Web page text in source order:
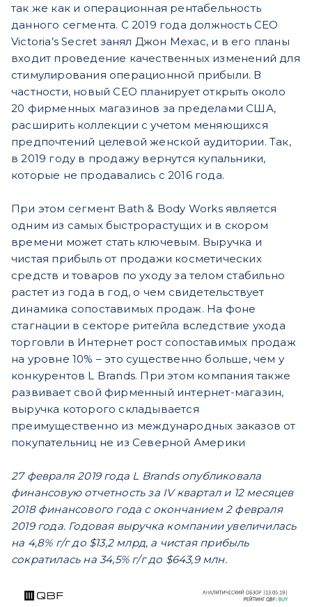
так же как и операционная рентабельность
данного сегмента. С 2019 года должность CEO
Victoria’s Secret занял Джон Мехас, и в его планы
входит проведение качественных изменений для
стимулирования операционной прибыли. В
частности, новый CEO планирует открыть около
20 фирменных магазинов за пределами США,
расширить коллекции с учетом меняющихся
предпочтений целевой женской аудитории. Так,
в 2019 году в продажу вернутся купальники,
которые не продавались с 2016 года.
При этом сегмент Bath & Body Works является
одним из самых быстрорастущих и в скором
времени может стать ключевым. Выручка и
чистая прибыль от продажи косметических
средств и товаров по уходу за телом стабильно
растет из года в год, о чем свидетельствует
динамика сопоставимых продаж. На фоне
стагнации в секторе ритейла вследствие ухода
торговли в Интернет рост сопоставимых продаж
на уровне 10% – это существенно больше, чем у
конкурентов L Brands. При этом компания также
развивает свой фирменный интернет-магазин,
выручка которого складывается
преимущественно из международных заказов от
покупательниц не из Северной Америки
27 февраля 2019 года L Brands опубликовала
финансовую отчетность за IV квартал и 12 месяцев
2018 финансового года с окончанием 2 февраля
2019 года. Годовая выручка компании увеличилась
на 4,8% г/г до $13,2 млрд, а чистая прибыль
сократилась на 34,5% г/г до $643,9 млн.